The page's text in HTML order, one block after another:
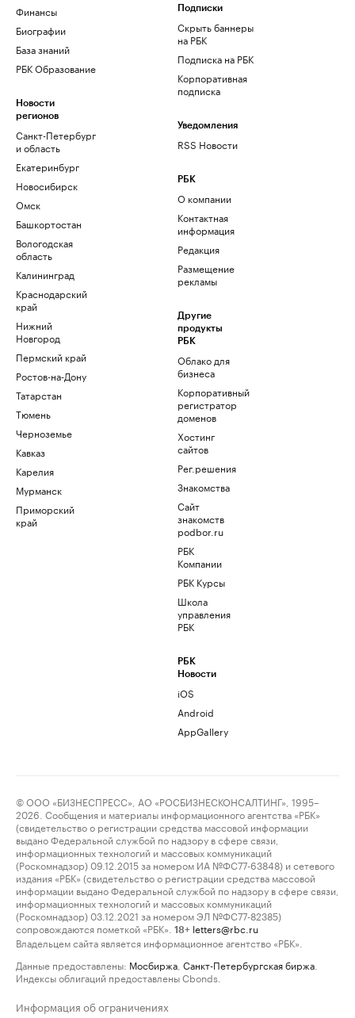
Финансы
Биографии
База знаний
РБК Образование
Новости
регионов
Санкт-Петербург
и область
Екатеринбург
Новосибирск
Омск
Башкортостан
Вологодская
область
Калининград
Краснодарский
край
Нижний
Новгород
Пермский край
Ростов-на-Дону
Татарстан
Тюмень
Черноземье
Кавказ
Карелия
Мурманск
Приморский
край
Подписки
Скрыть баннеры
на РБК
Подписка на РБК
Корпоративная
подписка
Уведомления
RSS Новости
РБК
О компании
Контактная
информация
Редакция
Размещение
рекламы
Другие
продукты
РБК
Облако для
бизнеса
Корпоративный
регистратор
доменов
Хостинг
сайтов
Рег.решения
Знакомства
Сайт
знакомств
podbor.ru
РБК
Компании
РБК Курсы
Школа
управления
РБК
РБК
Новости
iOS
Android
AppGallery
© ООО «БИЗНЕСПРЕСС», АО «РОСБИЗНЕСКОНСАЛТИНГ», 1995–
2026. Сообщения и материалы информационного агентства «РБК»
(свидетельство о регистрации средства массовой информации
выдано Федеральной службой по надзору в сфере связи,
информационных технологий и массовых коммуникаций
(Роскомнадзор) 09.12.2015 за номером ИА №ФС77-63848) и сетевого
издания «РБК» (свидетельство о регистрации средства массовой
информации выдано Федеральной службой по надзору в сфере связи,
информационных технологий и массовых коммуникаций
(Роскомнадзор) 03.12.2021 за номером ЭЛ №ФС77-82385)
сопровождаются пометкой «РБК».
18+ letters@rbc.ru
Владельцем сайта является информационное агентство «РБК».
Данные предоставлены: Мосбиржа Санкт-Петербургская биржа
Индексы облигаций предоставлены Cbonds.
Информация об ограничениях